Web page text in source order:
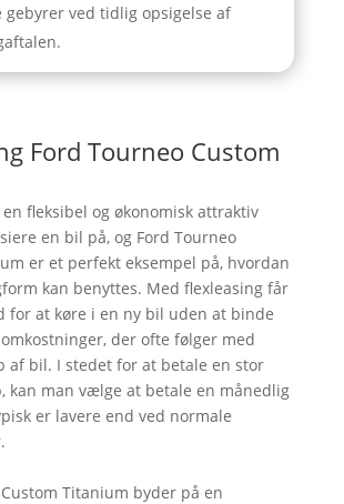
gebyrer ved tidlig opsigelse af
Ford Tourneo Custom
fleksibel og økonomisk attraktiv
en bil på, og Ford Tourneo
er et perfekt eksempel på, hvordan
kan benyttes. Med flexleasing får
for at køre i en ny bil uden at binde
der ofte følger med
af bil. I stedet for at betale en stor
kan man vælge at betale en månedlig
er lavere end ved normale
Titanium byder på en